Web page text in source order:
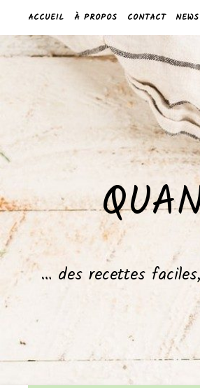
ACCUEIL À PROPOS CONTACT
… des recettes